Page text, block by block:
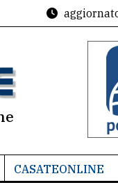
CASATEONLINE